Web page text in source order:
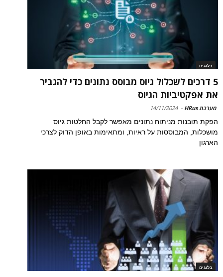
בלוגים
5 דרכים לשכלול גיוס מבוסס נתונים כדי להגביר
את אפקטיביות הגיוס
מערכת HRus -
14/11/2024
הפקת תובנות מניתוח נתונים מאפשר לקבל החלטות גיוס
מושכלות, המבוססות על ראיות, ומתאימות באופן הדוק לצרכי
הארגון
בלוגים